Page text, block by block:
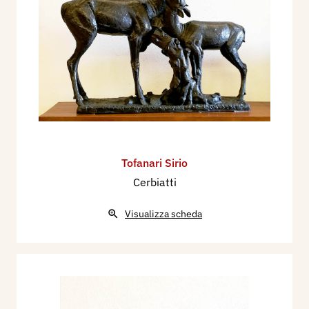
Internazionale d'Arte della Città di Venezia, con
tre sculture in bronzo: Falco ferito, Razza
chiodata, Tenerezze materne.
Nel 1934 partecipa alla XIX Esposizione
Internazionale d'Arte della Città di Venezia, con
tre sculture in bronzo: Somarello, Plledro,
Dal 4 maggio 1935 tiene una mostra personale
alla Galleria Cimento di Napoli.
Internazionale d'Arte della Città di Venezia, con 4
Tofanari Sirio
Cerbiatti
Visualizza scheda